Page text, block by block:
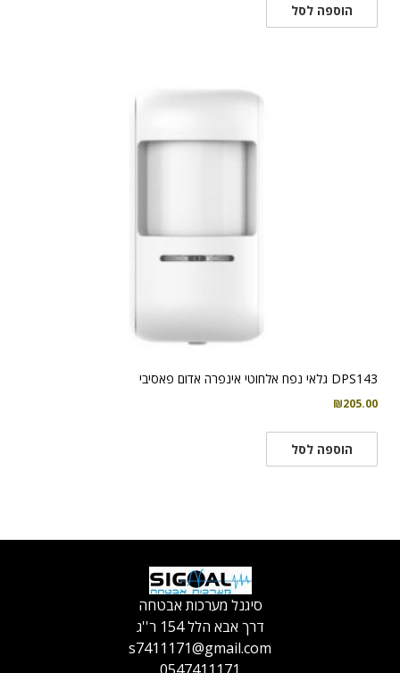
הוספה לסל
DPS143 גלאי נפח אלחוטי אינפרה אדום פאסיבי
₪205.00
הוספה לסל
סיגנל מערכות אבטחה
דרך אבא הלל 154 ר''ג
s7411171@gmail.com
0547411171